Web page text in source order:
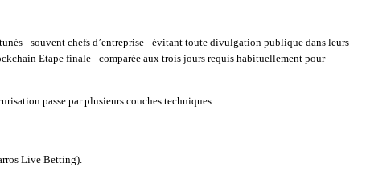
‑ souvent chefs d’entreprise ‑ évitant toute divulgation publique dans leurs
Etape finale ­‑ comparée aux trois jours requis habituellement pour
passe par plusieurs couches techniques :
Live Betting).